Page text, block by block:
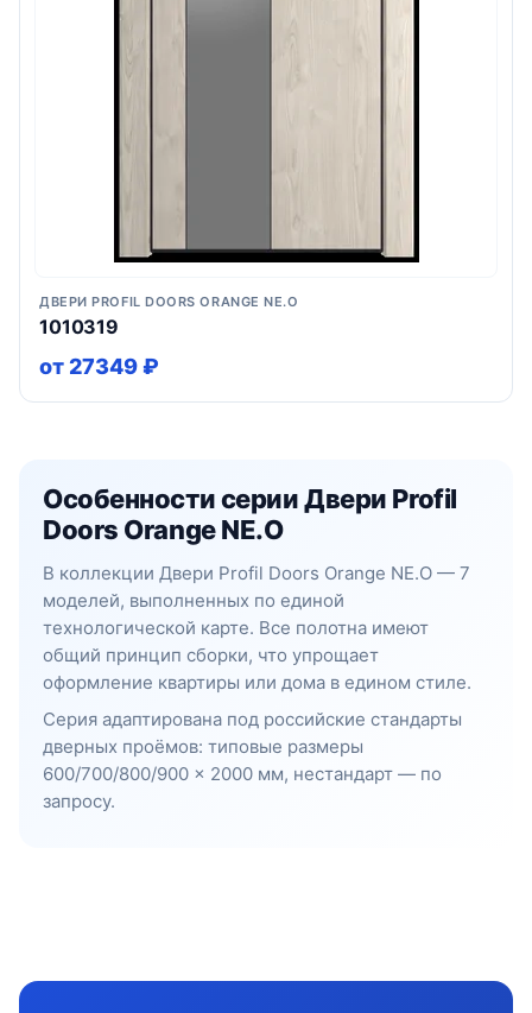
ДВЕРИ PROFIL DOORS ORANGE NE.O
1010319
от 27349 ₽
Особенности серии Двери Profil
Doors Orange NE.O
В коллекции Двери Profil Doors Orange NE.O — 7
моделей, выполненных по единой
технологической карте. Все полотна имеют
общий принцип сборки, что упрощает
оформление квартиры или дома в едином стиле.
Серия адаптирована под российские стандарты
дверных проёмов: типовые размеры
600/700/800/900 × 2000 мм, нестандарт — по
запросу.